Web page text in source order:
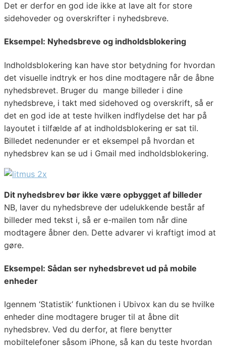
Det er derfor en god ide ikke at lave alt for store
sidehoveder og overskrifter i nyhedsbreve.
Eksempel: Nyhedsbreve og indholdsblokering
Indholdsblokering kan have stor betydning for hvordan
det visuelle indtryk er hos dine modtagere når de åbne
nyhedsbrevet. Bruger du mange billeder i dine
nyhedsbreve, i takt med sidehoved og overskrift, så er
det en god ide at teste hvilken indflydelse det har på
layoutet i tilfælde af at indholdsblokering er sat til.
Billedet nedenunder er et eksempel på hvordan et
nyhedsbrev kan se ud i Gmail med indholdsblokering.
Dit nyhedsbrev bør ikke være opbygget af billeder
NB, laver du nyhedsbreve der udelukkende består af
billeder med tekst i, så er e-mailen tom når dine
modtagere åbner den. Dette advarer vi kraftigt imod at
gøre.
Eksempel: Sådan ser nyhedsbrevet ud på mobile
enheder
Igennem ‘Statistik’ funktionen i Ubivox kan du se hvilke
enheder dine modtagere bruger til at åbne dit
nyhedsbrev. Ved du derfor, at flere benytter
mobiltelefoner såsom iPhone, så kan du teste hvordan